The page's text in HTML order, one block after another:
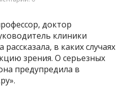
доктор
клиники
в каких случаях
зрения. О серьезных
предупредила в